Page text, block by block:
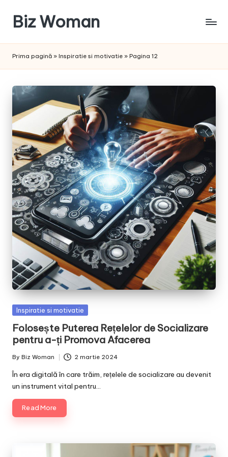
content
Biz Woman
succesul
Prima pagină » Inspiratie si motivatie » Pagina 12
Posted
Inspiratie si motivatie
Folosește Puterea Rețelelor de Socializare
pentru a-ți Promova Afacerea
Posted
by
By Biz Woman 2 martie 2024
În era digitală în care trăim, rețelele de socializare au devenit
un instrument vital pentru…
Read More